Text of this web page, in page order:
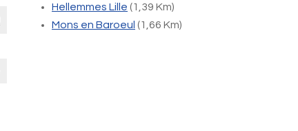
Hellemmes Lille (1,39 Km)
Mons en Baroeul (1,66 Km)